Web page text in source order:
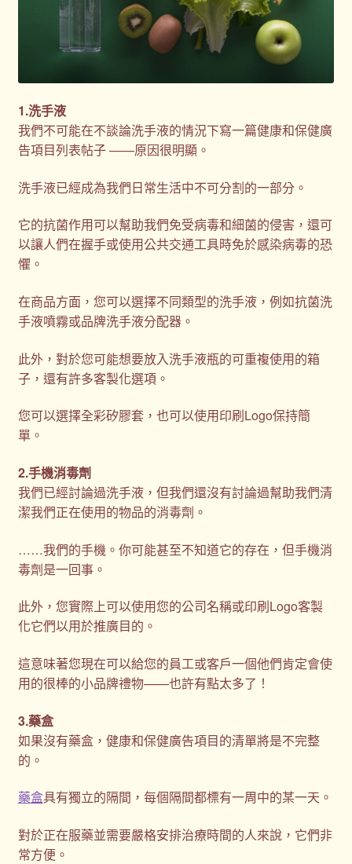
禮品公司
紀念品
結帳
訂購須知
詢價單
贈品
隱私權條款
1.洗手液
我們不可能在不談論洗手液的情況下寫一篇健康和保健廣
告項目列表帖子 ——原因很明顯。
洗手液已經成為我們日常生活中不可分割的一部分。
它的抗菌作用可以幫助我們免受病毒和細菌的侵害，還可
以讓人們在握手或使用公共交通工具時免於感染病毒的恐
懼。
在商品方面，您可以選擇不同類型的洗手液，例如抗菌洗
手液噴霧或品牌洗手液分配器。
此外，對於您可能想要放入洗手液瓶的可重複使用的箱
子，還有許多客製化選項。
您可以選擇全彩矽膠套，也可以使用印刷Logo保持簡
單。
2.手機消毒劑
我們已經討論過洗手液，但我們還沒有討論過幫助我們清
潔我們正在使用的物品的消毒劑。
……我們的手機。你可能甚至不知道它的存在，但手機消
毒劑是一回事。
此外，您實際上可以使用您的公司名稱或印刷Logo客製
化它們以用於推廣目的。
這意味著您現在可以給您的員工或客戶一個他們肯定會使
用的很棒的小品牌禮物——也許有點太多了！
3.藥盒
如果沒有藥盒，健康和保健廣告項目的清單將是不完整
的。
藥盒具有獨立的隔間，每個隔間都標有一周中的某一天。
對於正在服藥並需要嚴格安排治療時間的人來說，它們非
常方便。